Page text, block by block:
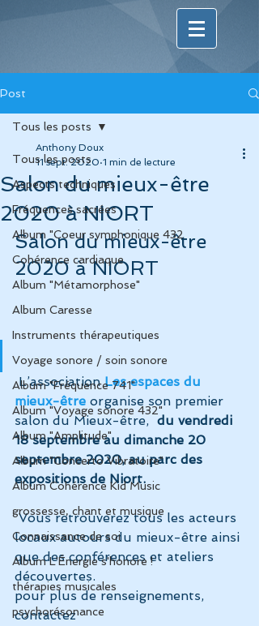
Post
Tous les posts
Aspects techniques
Fréquences sacrées
Album "Coeur symphonique 432
Cohérence cardiaque
Album "Métamorphose"
Album Caresse
Instruments thérapeutiques
Voyage sonore / soin sonore
Album "Fréquence 741"
Album "Voyage sonore 432"
Album "Amplitude"
Album "Concerto Vibratoire"
Album Cohérence Kid Music
grossesse, chant et musique
Connaissance de soi
Album L'Énergie s'honore !
thérapies musicales
psychorésonance
Tous les posts
Salon du mieux-être
2020 à NIORT
Anthony Doux
11 sept. 2020 1 min de lecture
Salon du mieux-être
2020 à NIORT
L’association Les espaces du
mieux-être organise son premier
salon du Mieux-être, du vendredi
18 septembre au dimanche 20
septembre 2020, au parc des
expositions de Niort.
Vous retrouverez tous les acteurs
locaux autours du mieux-être ainsi
que des conférences et ateliers
découvertes.
pour plus de renseignements,
contactez